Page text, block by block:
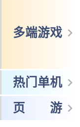
多端游戏
热门单机
页 游